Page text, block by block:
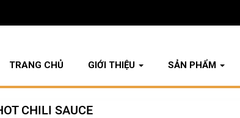
TRANG CHỦ GIỚI THIỆU SẢN PHẨM
CHILI SAUCE